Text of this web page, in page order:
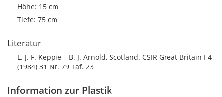
Höhe: 15 cm
Tiefe: 75 cm
Literatur
L. J. F. Keppie – B. J. Arnold, Scotland. CSIR Great Britain I 4
(1984) 31 Nr. 79 Taf. 23
Information zur Plastik